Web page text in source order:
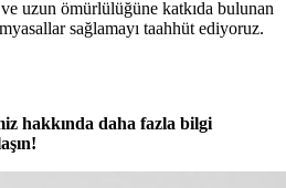
uzun ömürlülüğüne katkıda bulunan
sağlamayı taahhüt ediyoruz.
hakkında daha fazla bilgi